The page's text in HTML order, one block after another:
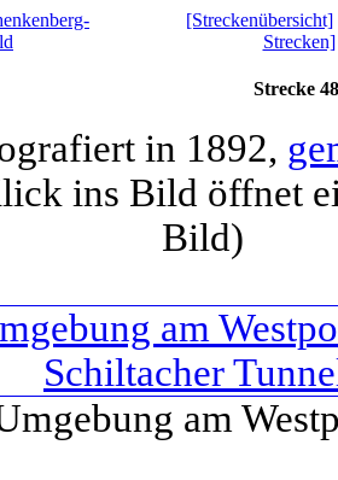
[Streckenübersicht]
Strecken]
Strecke
in 1892,
ins Bild öffnet
Bild)
am